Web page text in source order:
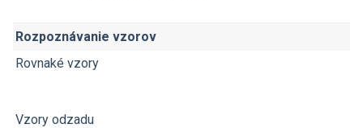
Rozpoznávanie vzorov
Rovnaké vzory
Vzory odzadu